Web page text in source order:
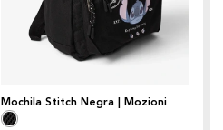
Mochila Stitch Negra | Mozioni